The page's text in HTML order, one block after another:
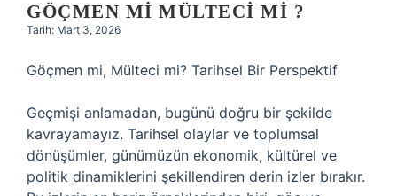
GÖÇMEN MI MÜLTECI MI ?
Tarih: Mart 3, 2026
Göçmen mi, Mülteci mi? Tarihsel Bir Perspektif
Geçmişi anlamadan, bugünü doğru bir şekilde
kavrayamayız. Tarihsel olaylar ve toplumsal
dönüşümler, günümüzün ekonomik, kültürel ve
politik dinamiklerini şekillendiren derin izler bırakır.